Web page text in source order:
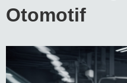
Otomotif